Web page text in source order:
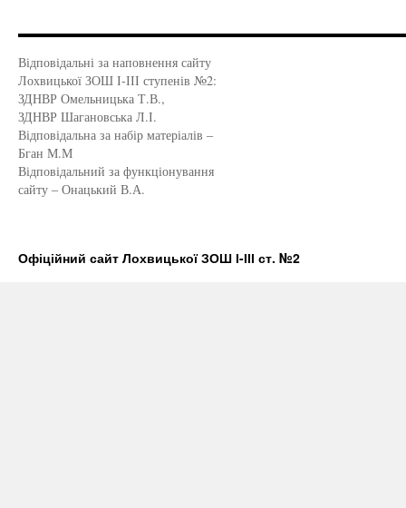
Відповідальні за наповнення сайту
Лохвицької ЗОШ І-ІІІ ступенів №2:
ЗДНВР Омельницька Т.В.,
ЗДНВР Шагановська Л.І.
Відповідальна за набір матеріалів –
Бган М.М
Відповідальний за функціонування
сайту – Онацький В.А.
Офіційний сайт Лохвицької ЗОШ І-ІІІ ст. №2